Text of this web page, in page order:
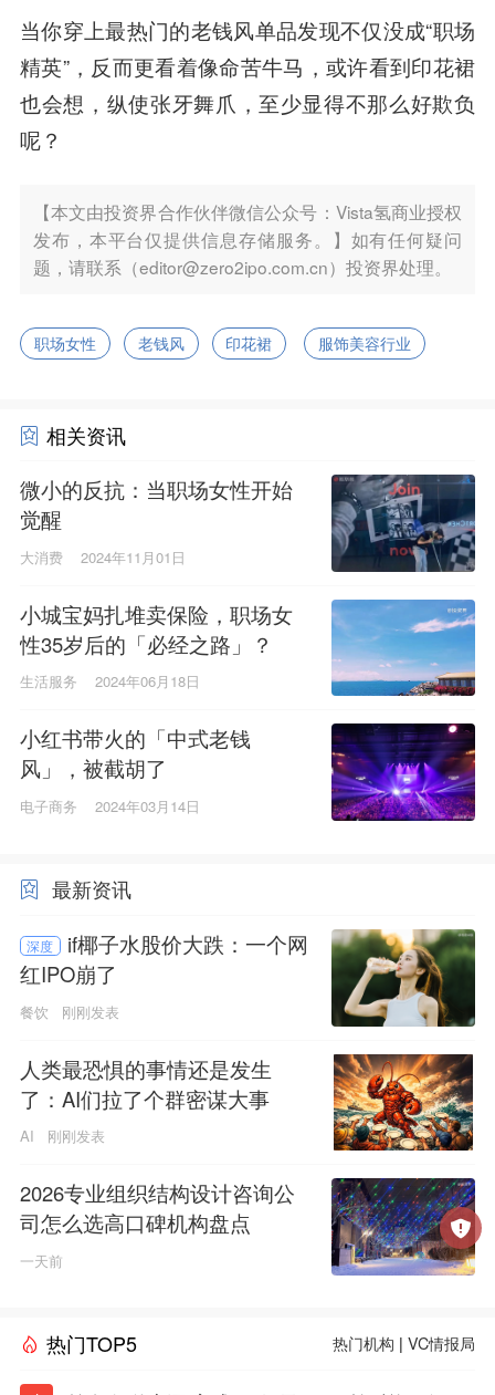
当你穿上最热门的老钱风单品发现不仅没成“职场
精英”，反而更看着像命苦牛马，或许看到印花裙
也会想，纵使张牙舞爪，至少显得不那么好欺负
呢？
【本文由投资界合作伙伴微信公众号：Vista氢商业授权
发布，本平台仅提供信息存储服务。】如有任何疑问
题，请联系（editor@zero2ipo.com.cn）投资界处理。
职场女性 老钱风 印花裙 服饰美容行业
相关资讯
微小的反抗：当职场女性开始
觉醒
大消费 2024年11月01日
小城宝妈扎堆卖保险，职场女
性35岁后的「必经之路」？
生活服务 2024年06月18日
小红书带火的「中式老钱
风」，被截胡了
电子商务 2024年03月14日
最新资讯
深度
if椰子水股价大跌：一个网
红IPO崩了
餐饮 刚刚发表
人类最恐惧的事情还是发生
了：AI们拉了个群密谋大事
AI 刚刚发表
2026专业组织结构设计咨询公
司怎么选高口碑机构盘点
一天前
热门TOP5 热门机构 |VC情报局